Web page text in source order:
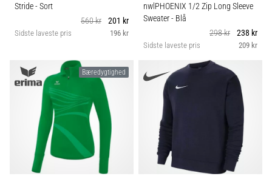
Stride- Sort
560 kr
201 kr
Sidste laveste pris 196 kr
nwlPHOENIX 1/2 Zip Long Sleeve
Sweater- Blå
298 kr
238 kr
Sidste laveste pris 209 kr
Bæredygtighed